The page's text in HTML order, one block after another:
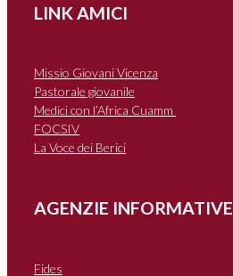
LINK AMICI
Missio Giovani Vicenza
Pastorale giovanile
Medici con l’Africa Cuamm
FOCSIV
La Voce dei Berici
AGENZIE INFORMATIVE
Fides